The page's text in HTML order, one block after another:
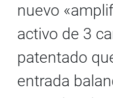
nuevo
activo de 3
patentado
entrada